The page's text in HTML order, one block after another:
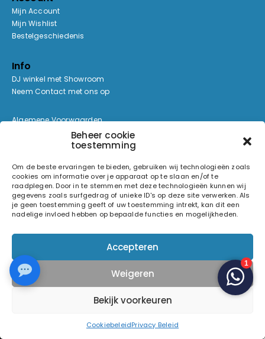
Beheer cookie
toestemming
Om de beste ervaringen te bieden, gebruiken wij technologieën zoals
cookies om informatie over je apparaat op te slaan en/of te
raadplegen. Door in te stemmen met deze technologieën kunnen wij
gegevens zoals surfgedrag of unieke ID's op deze site verwerken. Als
je geen toestemming geeft of uw toestemming intrekt, kan dit een
nadelige invloed hebben op bepaalde functies en mogelijkheden.
Accepteren
Weigeren
Bekijk voorkeuren
CookiebeleidPrivacy Beleid
Mijn Account
Mijn Wishlist
Bestelgeschiedenis
Info
DJ winkel met Showroom
Neem Contact met ons op
Algemene Voorwaarden
Retouren & Garantie
Bezorgen & Afhalen
Cookie Beleid
Zoeken op deze website
Betaalmethoden